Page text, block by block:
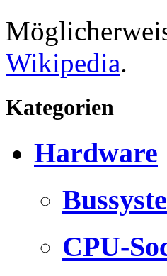
Wikipedia.
Kategorien
Hardware
CPU-